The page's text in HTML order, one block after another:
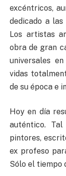
excéntricos,
dedicado a
Los artistas
obra de gran
universales
vidas
de su época e
Hoy en día
auténtico.
pintores,
ex profeso
Sólo el tiempo